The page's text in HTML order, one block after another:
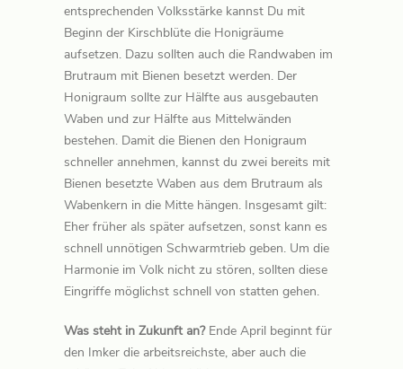
entsprechenden Volksstärke kannst Du mit
Beginn der Kirschblüte die Honigräume
aufsetzen. Dazu sollten auch die Randwaben im
Brutraum mit Bienen besetzt werden. Der
Honigraum sollte zur Hälfte aus ausgebauten
Waben und zur Hälfte aus Mittelwänden
bestehen. Damit die Bienen den Honigraum
schneller annehmen, kannst du zwei bereits mit
Bienen besetzte Waben aus dem Brutraum als
Wabenkern in die Mitte hängen. Insgesamt gilt:
Eher früher als später aufsetzen, sonst kann es
schnell unnötigen Schwarmtrieb geben. Um die
Harmonie im Volk nicht zu stören, sollten diese
Eingriffe möglichst schnell von statten gehen.
Was steht in Zukunft an?Ende April beginnt für
den Imker die arbeitsreichste, aber auch die